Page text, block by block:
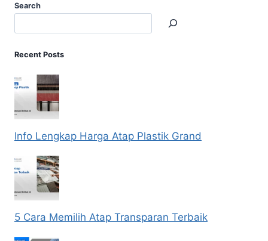
Search
Recent Posts
Info Lengkap Harga Atap Plastik Grand
5 Cara Memilih Atap Transparan Terbaik